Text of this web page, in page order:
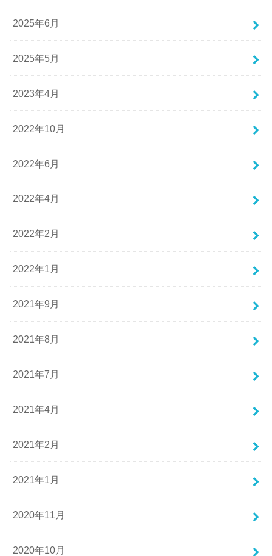
2025年6月
2025年5月
2023年4月
2022年10月
2022年6月
2022年4月
2022年2月
2022年1月
2021年9月
2021年8月
2021年7月
2021年4月
2021年2月
2021年1月
2020年11月
2020年10月